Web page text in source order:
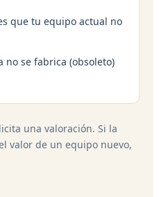
que tu equipo actual no
no se fabrica (obsoleto)
una valoración. Si la
valor de un equipo nuevo,